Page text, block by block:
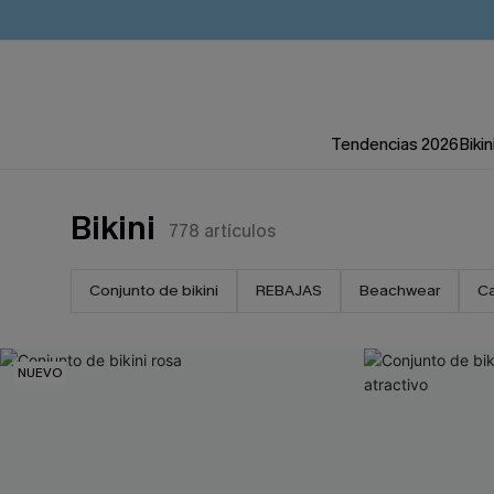
Tendencias 2026
Bikini 778 artículos
Conjunto de bikini REBAJAS Beachwear
NUEVO